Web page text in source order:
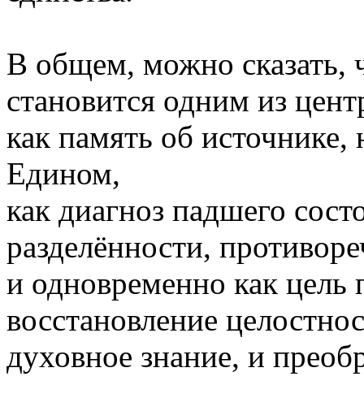
В общем, можно сказать,
становится одним из
как память об
Едином,
как диагноз падшего
разделённости,
и одновременно как цель
восстановление
духовное знание, и